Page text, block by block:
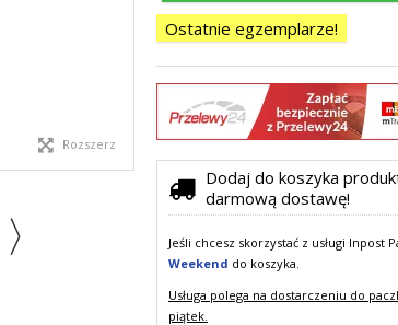
Rozszerz
Ostatnie egzemplarze!
Dodaj do koszyka
darmową dostawę!
Jeśli chcesz skorzystać z usługi Inpost
Weekend do koszyka.
Usługa polega na dostarczeniu do
piątek.